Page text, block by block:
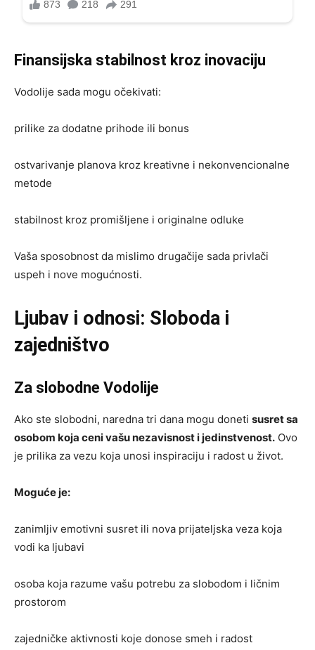
Finansijska stabilnost kroz inovaciju
Vodolije sada mogu očekivati:
prilike za dodatne prihode ili bonus
ostvarivanje planova kroz kreativne i nekonvencionalne
metode
stabilnost kroz promišljene i originalne odluke
Vaša sposobnost da mislimo drugačije sada privlači
uspeh i nove mogućnosti.
Ljubav i odnosi: Sloboda i
zajedništvo
Za slobodne Vodolije
Ako ste slobodni, naredna tri dana mogu doneti susret sa
osobom koja ceni vašu nezavisnost i jedinstvenost. Ovo
je prilika za vezu koja unosi inspiraciju i radost u život.
Moguće je:
zanimljiv emotivni susret ili nova prijateljska veza koja
vodi ka ljubavi
osoba koja razume vašu potrebu za slobodom i ličnim
prostorom
zajedničke aktivnosti koje donose smeh i radost